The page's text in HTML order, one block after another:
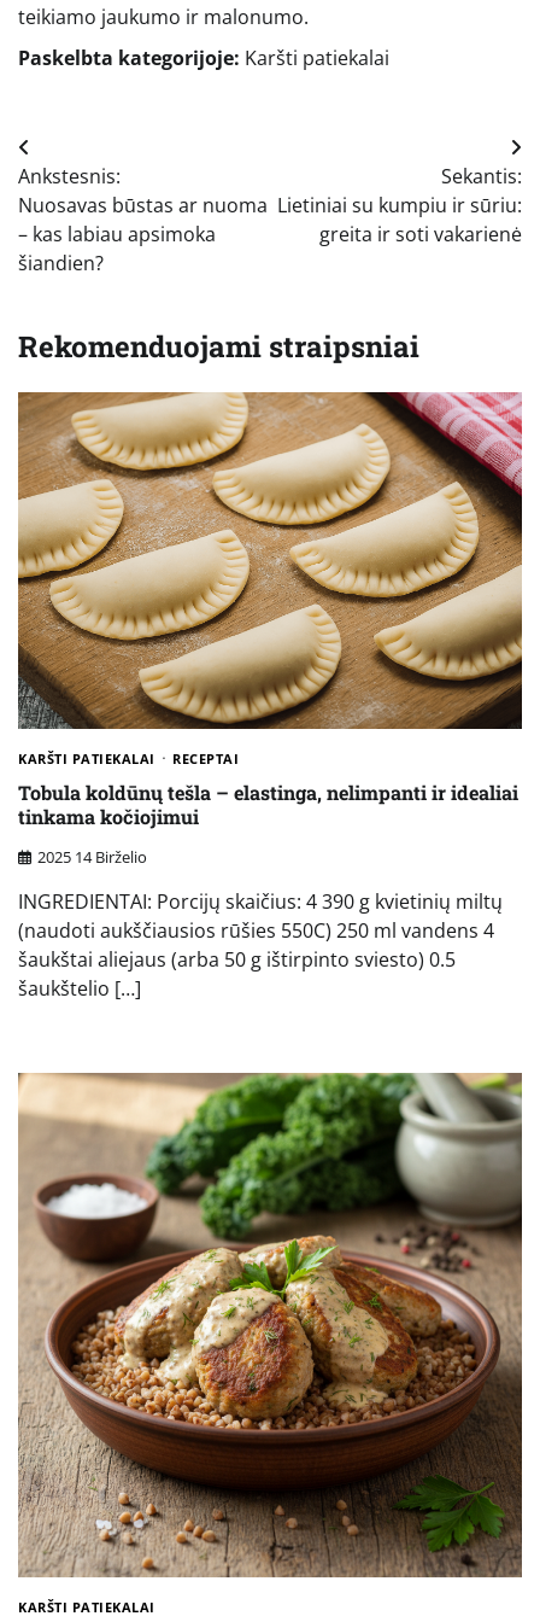
teikiamo jaukumo ir malonumo.
Paskelbta kategorijoje: Karšti patiekalai
Navigacija
tarp
įrašų
Ankstesnis:
Nuosavas būstas ar nuoma
– kas labiau apsimoka
šiandien?
Sekantis:
Lietiniai su kumpiu ir sūriu:
greita ir soti vakarienė
Rekomenduojami straipsniai
KARŠTI PATIEKALAI RECEPTAI
Tobula koldūnų tešla – elastinga, nelimpanti ir idealiai
tinkama kočiojimui
2025 14 Birželio
INGREDIENTAI: Porcijų skaičius: 4 390 g kvietinių miltų
(naudoti aukščiausios rūšies 550C) 250 ml vandens 4
šaukštai aliejaus (arba 50 g ištirpinto sviesto) 0.5
šaukštelio […]
KARŠTI PATIEKALAI